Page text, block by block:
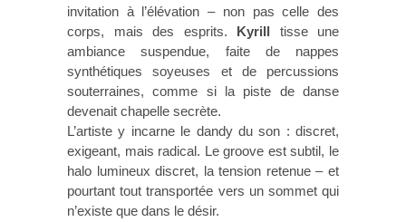
invitation à l’élévation – non pas celle des
corps, mais des esprits. Kyrill tisse une
ambiance suspendue, faite de nappes
synthétiques soyeuses et de percussions
souterraines, comme si la piste de danse
devenait chapelle secrète.
L’artiste y incarne le dandy du son : discret,
exigeant, mais radical. Le groove est subtil, le
halo lumineux discret, la tension retenue – et
pourtant tout transportée vers un sommet qui
n’existe que dans le désir.